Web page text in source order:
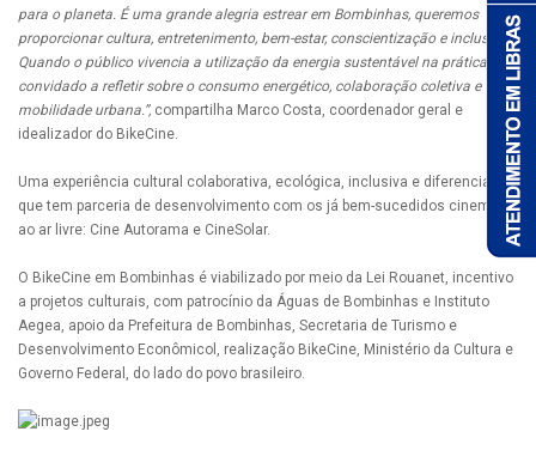
para o planeta. É uma grande alegria estrear em Bombinhas, queremos
proporcionar cultura, entretenimento, bem-estar, conscientização e inclusão.
Quando o público vivencia a utilização da energia sustentável na prática, é
convidado a refletir sobre o consumo energético, colaboração coletiva e
mobilidade urbana.”, compartilha Marco Costa, coordenador geral e
idealizador do BikeCine.
Uma experiência cultural colaborativa, ecológica, inclusiva e diferenciada,
que tem parceria de desenvolvimento com os já bem-sucedidos cinemas
ao ar livre: Cine Autorama e CineSolar.
O BikeCine em Bombinhas é viabilizado por meio da Lei Rouanet, incentivo
a projetos culturais, com patrocínio da Águas de Bombinhas e Instituto
Aegea, apoio da Prefeitura de Bombinhas, Secretaria de Turismo e
Desenvolvimento Econômicol, realização BikeCine, Ministério da Cultura e
Governo Federal, do lado do povo brasileiro.